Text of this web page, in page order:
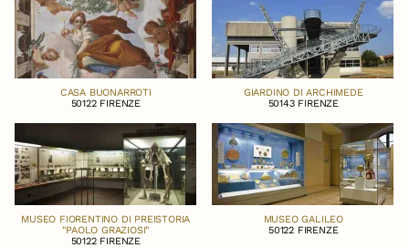
CASA BUONARROTI
50122 FIRENZE
GIARDINO DI ARCHIMEDE
50143 FIRENZE
MUSEO FIORENTINO DI PREISTORIA
"PAOLO GRAZIOSI"
50122 FIRENZE
MUSEO GALILEO
50122 FIRENZE